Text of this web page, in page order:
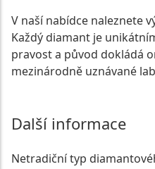
V naší nabídce naleznete
Každý diamant je
pravost a původ dokládá
mezinárodně uznávané
Další informace
Netradiční typ